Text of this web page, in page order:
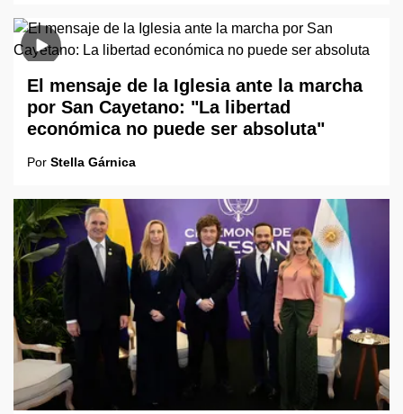
El mensaje de la Iglesia ante la marcha
por San Cayetano: "La libertad
económica no puede ser absoluta"
Por Stella Gárnica